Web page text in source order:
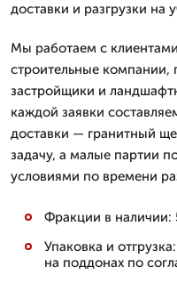
доставки и разгрузки на
Мы работаем с
строительные компании,
застройщики и
каждой заявки
доставки — гранитный
задачу, а малые партии
условиями по времени
Фракции в
Упаковка и
на поддонах по